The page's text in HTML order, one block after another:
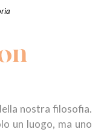
nostra filosofia.
un luogo, ma uno